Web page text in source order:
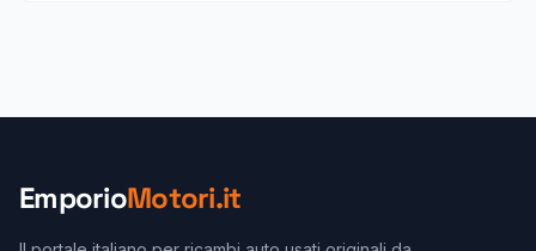
EmporioMotori.it